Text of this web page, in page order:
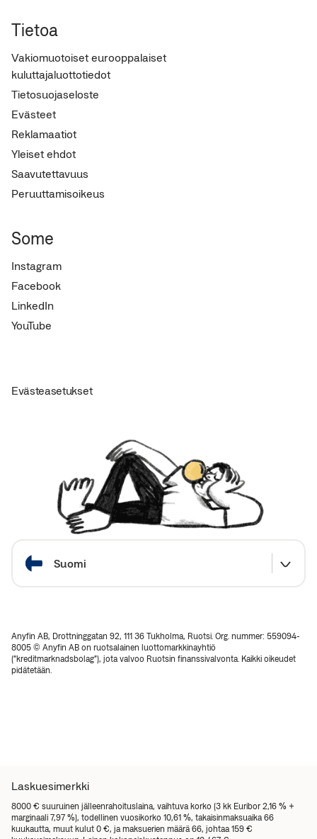
Tietoa
Vakiomuotoiset eurooppalaiset
kuluttajaluottotiedot
Tietosuojaseloste
Evästeet
Reklamaatiot
Yleiset ehdot
Saavutettavuus
Peruuttamisoikeus
Some
Instagram
Facebook
LinkedIn
YouTube
Evästeasetukset
Suomi
Anyfin AB, Drottninggatan 92, 111 36 Tukholma, Ruotsi. Org. nummer: 559094-
8005 © Anyfin AB on ruotsalainen luottomarkkinayhtiö
(“kreditmarknadsbolag”), jota valvoo Ruotsin finanssivalvonta. Kaikki oikeudet
pidätetään.
Laskuesimerkki
8000 € suuruinen jälleenrahoituslaina, vaihtuva korko (3 kk Euribor 2,16 % +
marginaali 7,97 %), todellinen vuosikorko 10,61 %, takaisinmaksuaika 66
kuukautta, muut kulut 0 €, ja maksuerien määrä 66, johtaa 159 €